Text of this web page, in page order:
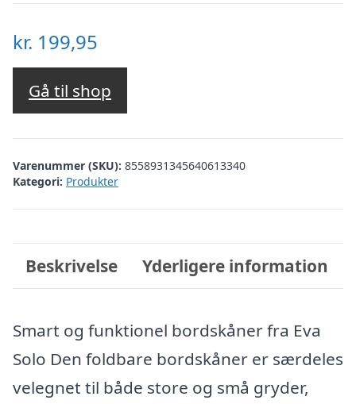
kr. 199,95
Gå til shop
Varenummer (SKU): 8558931345640613340
Kategori: Produkter
Beskrivelse Yderligere information
Smart og funktionel bordskåner fra Eva
Solo Den foldbare bordskåner er særdeles
velegnet til både store og små gryder,